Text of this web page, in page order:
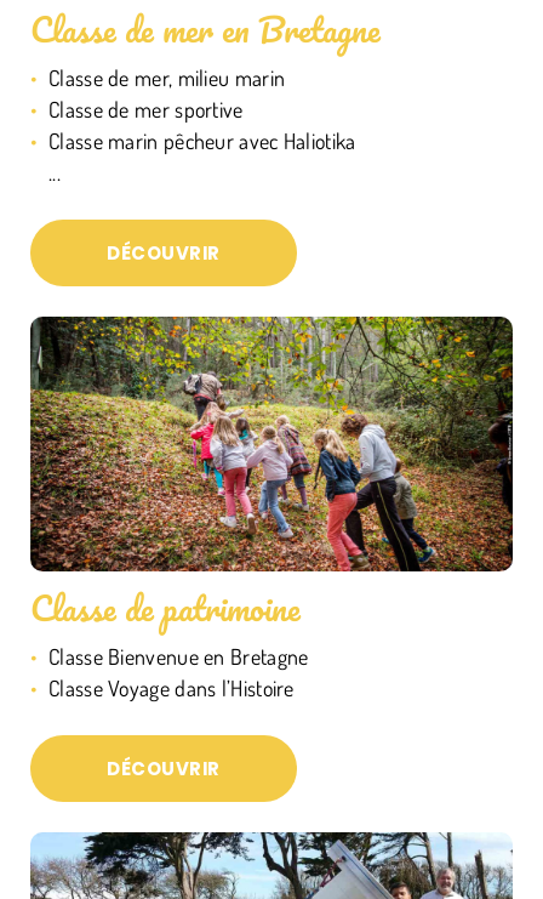
Classe de mer en Bretagne
Classe de mer, milieu marin
Classe de mer sportive
Classe marin pêcheur avec Haliotika
...
DÉCOUVRIR
Classe de patrimoine
Classe Bienvenue en Bretagne
Classe Voyage dans l’Histoire
DÉCOUVRIR